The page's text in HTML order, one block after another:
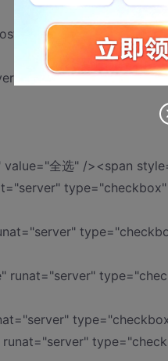
全选" /><span
type="checkbox"